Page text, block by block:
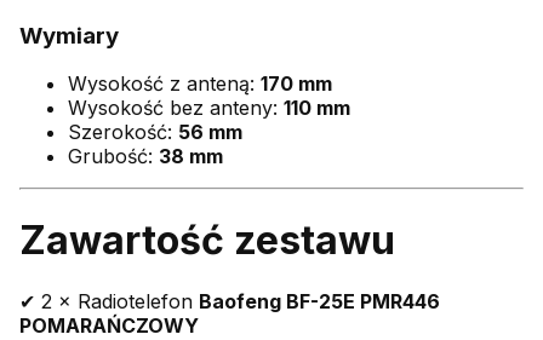
Wymiary
Wysokość z anteną: 170 mm
Wysokość bez anteny: 110 mm
Szerokość: 56 mm
Grubość: 38 mm
Zawartość zestawu
✔ 2 × Radiotelefon Baofeng BF-25E PMR446
POMARAŃCZOWY